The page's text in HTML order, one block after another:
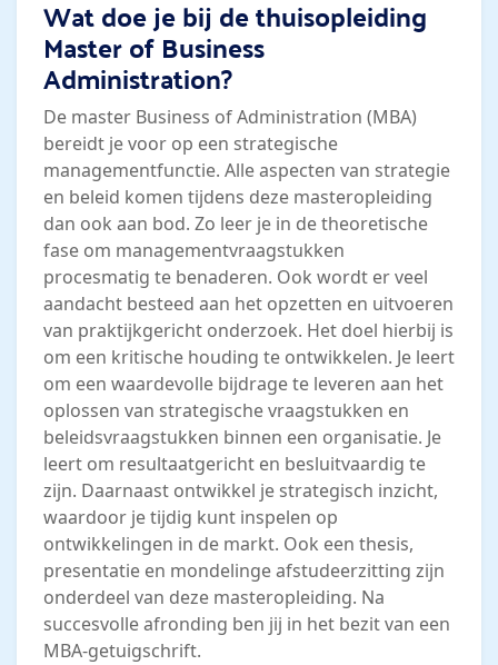
Wat doe je bij de thuisopleiding
Master of Business
Administration?
De master Business of Administration (MBA)
bereidt je voor op een strategische
managementfunctie. Alle aspecten van strategie
en beleid komen tijdens deze masteropleiding
dan ook aan bod. Zo leer je in de theoretische
fase om managementvraagstukken
procesmatig te benaderen. Ook wordt er veel
aandacht besteed aan het opzetten en uitvoeren
van praktijkgericht onderzoek. Het doel hierbij is
om een kritische houding te ontwikkelen. Je leert
om een waardevolle bijdrage te leveren aan het
oplossen van strategische vraagstukken en
beleidsvraagstukken binnen een organisatie. Je
leert om resultaatgericht en besluitvaardig te
zijn. Daarnaast ontwikkel je strategisch inzicht,
waardoor je tijdig kunt inspelen op
ontwikkelingen in de markt. Ook een thesis,
presentatie en mondelinge afstudeerzitting zijn
onderdeel van deze masteropleiding. Na
succesvolle afronding ben jij in het bezit van een
MBA-getuigschrift.